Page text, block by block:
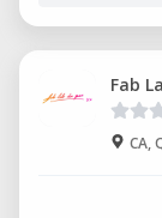
Fab
CA,